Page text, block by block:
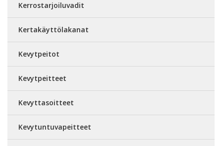
Kerrostarjoiluvadit
Kertakäyttölakanat
Kevytpeitot
Kevytpeitteet
Kevyttasoitteet
Kevytuntuvapeitteet